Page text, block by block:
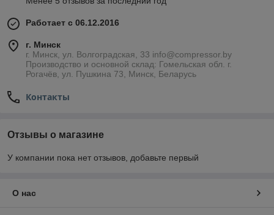
Работает с 06.12.2016
г. Минск
г. Минск, ул. Волгоградская, 33 info@compressor.by
Производство и основной склад: Гомельская обл. г.
Рогачёв, ул. Пушкина 73, Минск, Беларусь
Контакты
Отзывы о магазине
У компании пока нет отзывов, добавьте первый
О нас